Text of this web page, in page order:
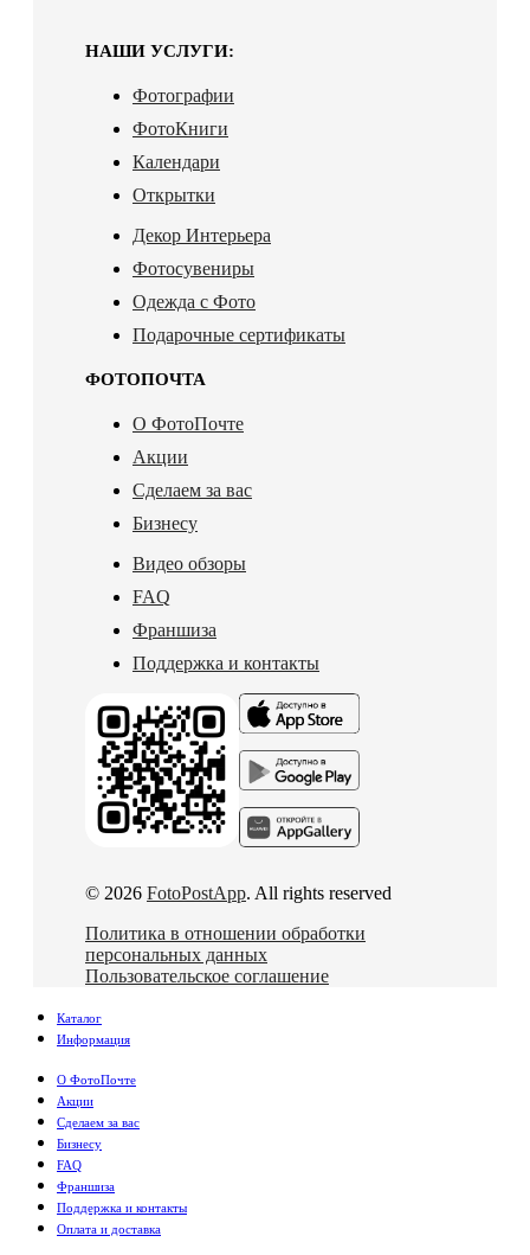
НАШИ УСЛУГИ:
Фотографии
ФотоКниги
Календари
Открытки
Декор Интерьера
Фотосувениры
Одежда с Фото
Подарочные сертификаты
ФОТОПОЧТА
О ФотоПочте
Акции
Сделаем за вас
Бизнесу
Видео обзоры
FAQ
Франшиза
Поддержка и контакты
© 2026 FotoPostApp. All rights reserved
Политика в отношении обработки
персональных данных
Пользовательское соглашение
Каталог
Информация
О ФотоПочте
Акции
Сделаем за вас
Бизнесу
FAQ
Франшиза
Поддержка и контакты
Оплата и доставка